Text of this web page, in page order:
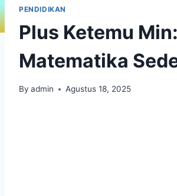
PENDIDIKAN
Plus Ketemu
Matematika
By admin Agustus 18, 2025